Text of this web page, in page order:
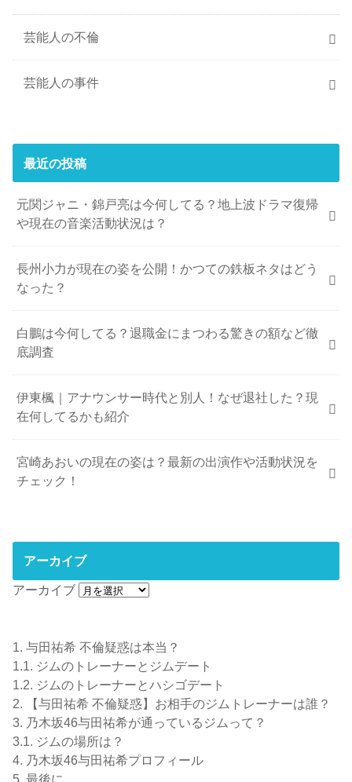
芸能人の不倫
芸能人の事件
最近の投稿
元関ジャニ・錦戸亮は今何してる？地上波ドラマ復帰
や現在の音楽活動状況は？
長州小力が現在の姿を公開！かつての鉄板ネタはどう
なった？
白鵬は今何してる？退職金にまつわる驚きの額など徹
底調査
伊東楓｜アナウンサー時代と別人！なぜ退社した？現
在何してるかも紹介
宮崎あおいの現在の姿は？最新の出演作や活動状況を
チェック！
アーカイブ
アーカイブ
1. 与田祐希 不倫疑惑は本当？
1.1. ジムのトレーナーとジムデート
1.2. ジムのトレーナーとハシゴデート
2. 【与田祐希 不倫疑惑】お相手のジムトレーナーは誰？
3. 乃木坂46与田祐希が通っているジムって？
3.1. ジムの場所は？
4. 乃木坂46与田祐希プロフィール
5. 最後に